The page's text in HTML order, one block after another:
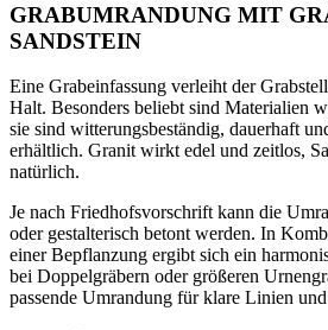
GRABUMRANDUNG MIT
SANDSTEIN
Eine Grabeinfassung verleiht der
Halt. Besonders beliebt sind Materialien
sie sind witterungsbeständig, dauerhaft
erhältlich. Granit wirkt edel und zeitlos,
natürlich.
Je nach Friedhofsvorschrift kann die
oder gestalterisch betont werden. In
einer Bepflanzung ergibt sich ein
bei Doppelgräbern oder größeren
passende Umrandung für klare Linien